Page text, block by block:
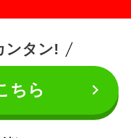
ンタン!
ちら